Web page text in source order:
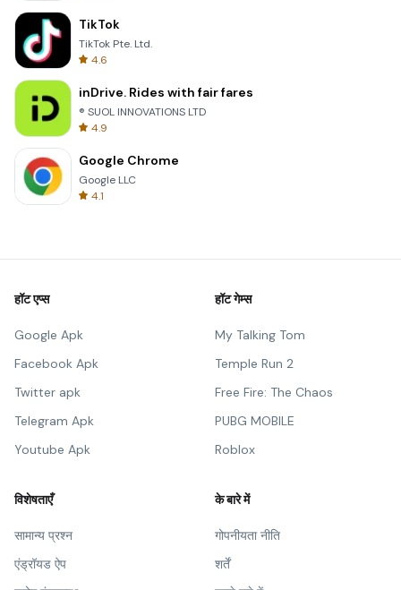
TikTok
TikTok Pte. Ltd.
4.6
inDrive. Rides with fair fares
® SUOL INNOVATIONS LTD
4.9
Google Chrome
Google LLC
4.1
हॉट एप्स
Google Apk
Facebook Apk
Twitter apk
Telegram Apk
Youtube Apk
हॉट गेम्स
My Talking Tom
Temple Run 2
Free Fire: The Chaos
PUBG MOBILE
Roblox
विशेषताएँ
सामान्य प्रश्न
एंड्रॉयड ऐप
के बारे में
गोपनीयता नीति
शर्तें